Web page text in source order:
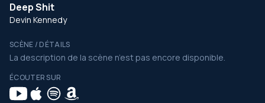
Deep Shit
Devin Kennedy
SCÈNE / DÉTAILS
La description de la scène n’est pas encore disponible.
ÉCOUTER SUR